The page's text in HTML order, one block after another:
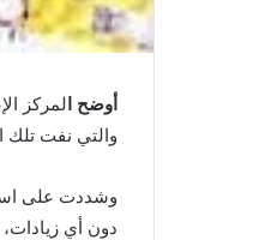
أوضح المركز
والتي نفت تلك
وشددت على
دون أي